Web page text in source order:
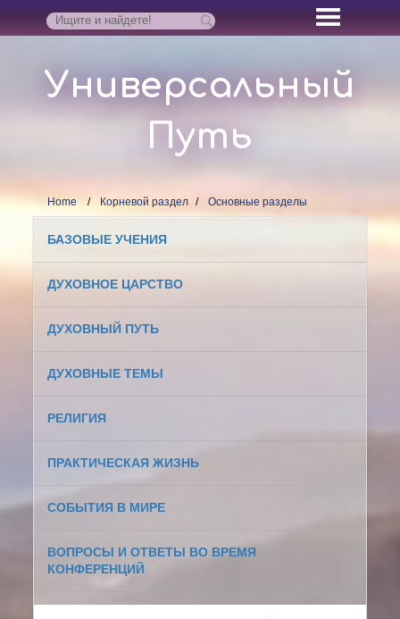
Универсальный
Путь
Home Корневой раздел Основные разделы
БАЗОВЫЕ УЧЕНИЯ
ДУХОВНОЕ ЦАРСТВО
ДУХОВНЫЙ ПУТЬ
ДУХОВНЫЕ ТЕМЫ
РЕЛИГИЯ
ПРАКТИЧЕСКАЯ ЖИЗНЬ
СОБЫТИЯ В МИРЕ
ВОПРОСЫ И ОТВЕТЫ ВО ВРЕМЯ
КОНФЕРЕНЦИЙ